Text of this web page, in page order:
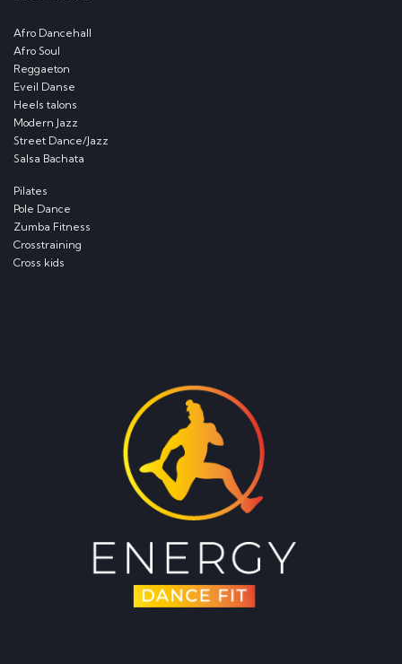
Afro Dancehall
Afro Soul
Reggaeton
Eveil Danse
Heels talons
Modern Jazz
Street Dance/Jazz
Salsa Bachata
Pilates
Pole Dance
Zumba Fitness
Crosstraining
Cross kids